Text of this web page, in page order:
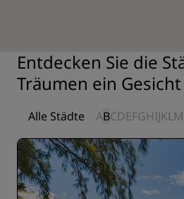
Entdecken Sie die
Träumen ein
Alle Städte ABCDEFGHIJKLM